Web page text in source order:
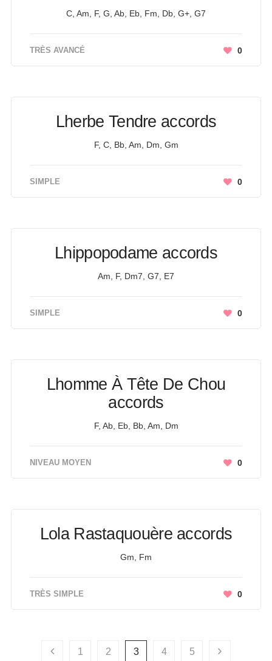
C, Am, F, G, Ab, Eb, Fm, Db, G+, G7
TRÈS AVANCÉ 0
Lherbe Tendre accords
F, C, Bb, Am, Dm, Gm
SIMPLE 0
Lhippopodame accords
Am, F, Dm7, G7, E7
SIMPLE 0
Lhomme À Tête De Chou
accords
F, Ab, Eb, Bb, Am, Dm
NIVEAU MOYEN 0
Lola Rastaquouère accords
Gm, Fm
TRÈS SIMPLE 0
1 2 3 4 5